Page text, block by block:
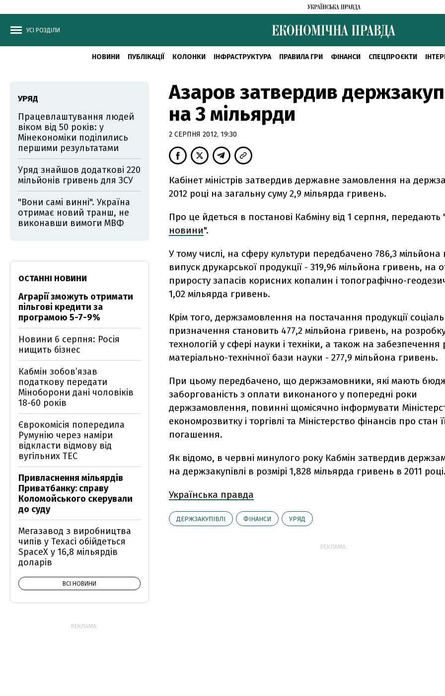
УСІ РОЗДІЛИ
НОВИНИ ПУБЛІКАЦІЇ КОЛОНКИ ІНФРАСТРУКТУРА ПРАВИЛА ГРИ ФІНАНСИ СПЕЦПРОЄКТИ
Азаров затвердив
на 3 мільярди
2 СЕРПНЯ 2012, 19:30
Кабінет міністрів затвердив державне замовлення на
2012 році на загальну суму 2,9 мільярда гривень.
Про це йдеться в постанові Кабміну від 1 серпня, передають
новини".
У тому числі, на сферу культури передбачено 786,3
випуск друкарської продукції - 319,96 мільйона гривень, на
приросту запасів корисних копалин і топографічно-
1,02 мільярда гривень.
Крім того, держзамовлення на постачання продукції
призначення становить 477,2 мільйона гривень, на розробку
технологій у сфері науки і техніки, а також на забезпечення
матеріально-технічної бази науки - 277,9 мільйона гривень.
При цьому передбачено, що держзамовники, які мають
заборгованість з оплати виконаного у попередні роки
держзамовлення, повинні щомісячно інформувати
економрозвитку і торгівлі та Міністерство фінансів про стан
погашення.
Як відомо, в червні минулого року Кабмін затвердив
на держзакупівлі в розмірі 1,828 мільярда гривень в 2011 році.
Українська правда
ДЕРЖЗАКУПІВЛІ ФІНАНСИ УРЯД
РЕКЛАМА:
УРЯД
Працевлаштування людей
віком від 50 років: у
Мінекономіки поділились
першими результатами
Уряд знайшов додаткові 220
мільйонів гривень для ЗСУ
"Вони самі винні". Україна
отримає новий транш, не
виконавши вимоги МВФ
ОСТАННІ НОВИНИ
Аграрії зможуть отримати
пільгові кредити за
програмою 5-7-9%
Новини 6 серпня: Росія
нищить бізнес
Кабмін зобовʼязав
податкову передати
Міноборони дані чоловіків
18-60 років
Єврокомісія попередила
Румунію через наміри
відкласти відмову від
вугільних ТЕС
Привласнення мільярдів
Приватбанку: справу
Коломойського скерували
до суду
Мегазавод з виробництва
чипів у Техасі обійдеться
SpaceX у 16,8 мільярдів
доларів
ВСІ НОВИНИ
РЕКЛАМА: